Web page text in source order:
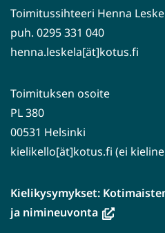
Toimitussihteeri Henna
puh. 0295 331 040
henna.leskela[ät]kotus.fi
Toimituksen osoite
PL 380
00531 Helsinki
kielikello[ät]kotus.fi (ei
Kielikysymykset:
ja nimineuvonta(avautuu